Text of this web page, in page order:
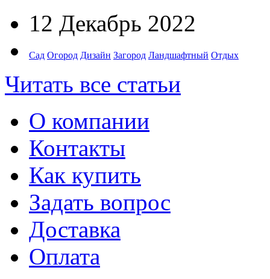
12 Декабрь 2022
Сад Огород Дизайн Загород Ландшафтный Отдых
Читать все статьи
О компании
Контакты
Как купить
Задать вопрос
Доставка
Оплата